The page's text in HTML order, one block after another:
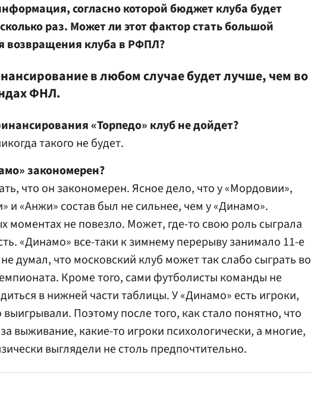
согласно которой бюджет клуба будет
раз. Может ли этот фактор стать большой
возвращения клуба в РФПЛ?
в любом случае будет лучше, чем во
ФНЛ.
«Торпедо» клуб не дойдет?
такого не будет.
закономерен?
что он закономерен. Ясное дело, что у «Мордовии»,
и «Анжи» состав был не сильнее, чем у «Динамо».
моментах не повезло. Может, где-то свою роль сыграла
«Динамо» все-таки к зимнему перерыву занимало 11-е
думал, что московский клуб может так слабо сыграть во
Кроме того, сами футболисты команды не
в нижней части таблицы. У «Динамо» есть игроки,
Поэтому после того, как стало понятно, что
выживание, какие-то игроки психологически, а многие,
выглядели не столь предпочтительно.